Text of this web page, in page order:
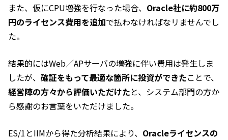
また、仮にCPU増強を行なった場合、 Oracle社に約800万
円のライセンス費用を追加で払わなければなリませんでし
た。
結果的にはWeb／APサーバの増強に伴い費用は発生しま
したが、 確証をもって最適な箇所に投資ができたことで、
経営陣の方々から評価いただけたと、システム部門の方か
ら感謝のお言葉をいただけました。
ES/1とIIMから得た分析結果により、 Oracleライセンスの